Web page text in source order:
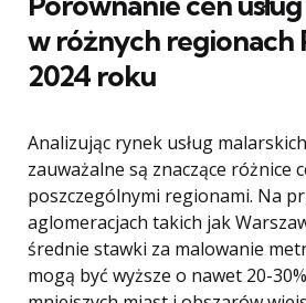
w różnych regionach
2024 roku
Analizując rynek usług
zauważalne są znaczące różnice
poszczególnymi regionami. Na
aglomeracjach takich jak
średnie stawki za malowanie
mogą być wyższe o nawet 20-